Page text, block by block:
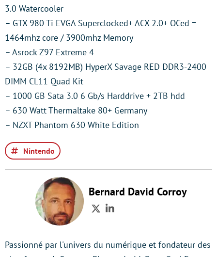
3.0 Watercooler
– GTX 980 Ti EVGA Superclocked+ ACX 2.0+ OCed =
1464mhz core / 3900mhz Memory
– Asrock Z97 Extreme 4
– 32GB (4x 8192MB) HyperX Savage RED DDR3-2400
DIMM CL11 Quad Kit
– 1000 GB Sata 3.0 6 Gb/s Harddrive + 2TB hdd
– 630 Watt Thermaltake 80+ Germany
– NZXT Phantom 630 White Edition
Nintendo
Bernard David Corroy
TwitterLinkedIn
Passionné par l'univers du numérique et fondateur des